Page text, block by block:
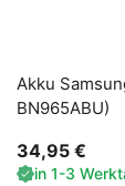
Akku
BN965ABU)
34,95 €
in 1-3